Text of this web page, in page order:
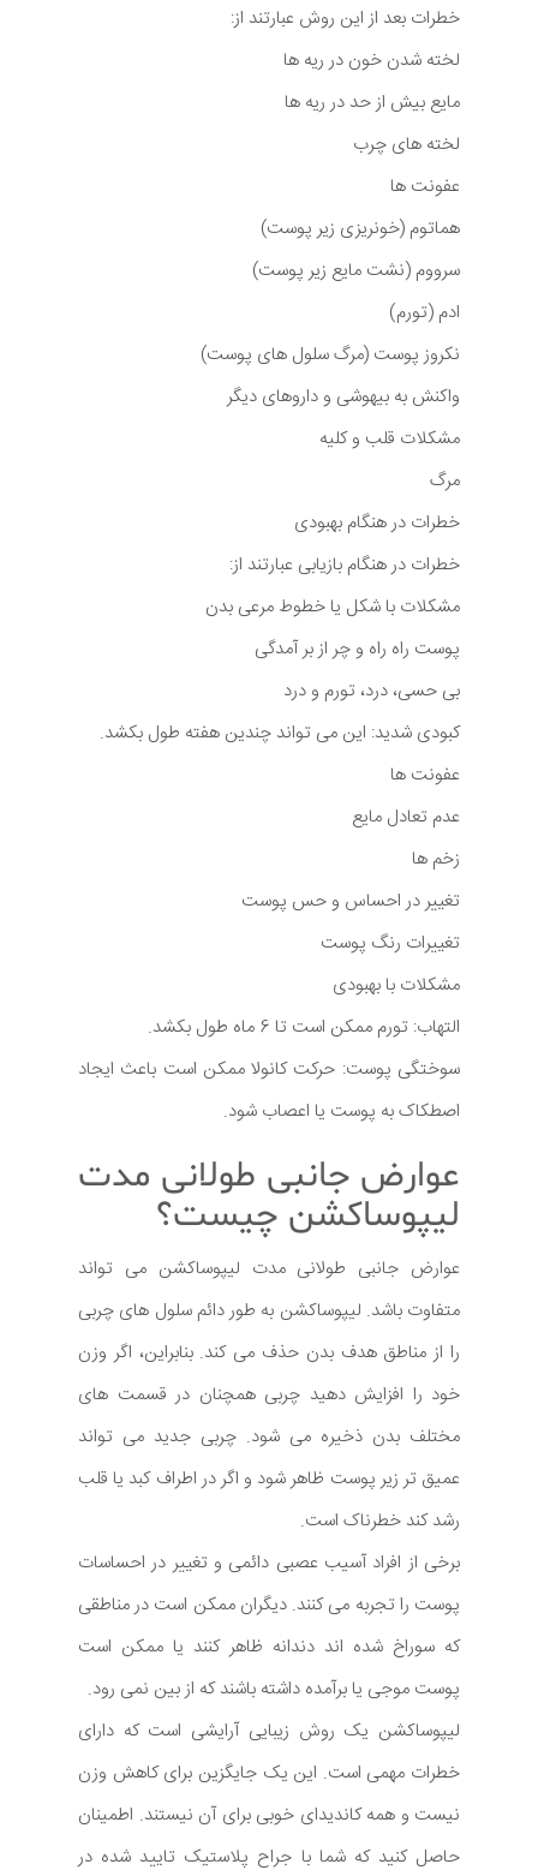
خطرات بعد از این روش عبارتند از:
لخته شدن خون در ریه ها
مایع بیش از حد در ریه ها
لخته های چرب
عفونت ها
هماتوم (خونریزی زیر پوست)
سرووم (نشت مایع زیر پوست)
ادم (تورم)
نکروز پوست (مرگ سلول های پوست)
واکنش به بیهوشی و داروهای دیگر
مشکلات قلب و کلیه
مرگ
خطرات در هنگام بهبودی
خطرات در هنگام بازیابی عبارتند از:
مشکلات با شکل یا خطوط مرعی بدن
پوست راه راه و چر از بر آمدگی
بی حسی، درد، تورم و درد
کبودی شدید: این می تواند چندین هفته طول بکشد.
عفونت ها
عدم تعادل مایع
زخم ها
تغییر در احساس و حس پوست
تغییرات رنگ پوست
مشکلات با بهبودی
التهاب: تورم ممکن است تا 6 ماه طول بکشد.
سوختگی پوست: حرکت کانولا ممکن است باعث ایجاد
اصطکاک به پوست یا اعصاب شود.
عوارض جانبی طولانی مدت
لیپوساکشن چیست؟
عوارض جانبی طولانی مدت لیپوساکشن می تواند
متفاوت باشد. لیپوساکشن به طور دائم سلول های چربی
را از مناطق هدف بدن حذف می کند. بنابراین، اگر وزن
خود را افزایش دهید چربی همچنان در قسمت های
مختلف بدن ذخیره می شود. چربی جدید می تواند
عمیق تر زیر پوست ظاهر شود و اگر در اطراف کبد یا قلب
رشد کند خطرناک است.
برخی از افراد آسیب عصبی دائمی و تغییر در احساسات
پوست را تجربه می کنند. دیگران ممکن است در مناطقی
که سوراخ شده اند دندانه ظاهر کنند یا ممکن است
پوست موجی یا برآمده داشته باشند که از بین نمی رود.
لیپوساکشن یک روش زیبایی آرایشی است که دارای
خطرات مهمی است. این یک جایگزین برای کاهش وزن
نیست و همه کاندیدای خوبی برای آن نیستند. اطمینان
حاصل کنید که شما با جراح پلاستیک تایید شده در